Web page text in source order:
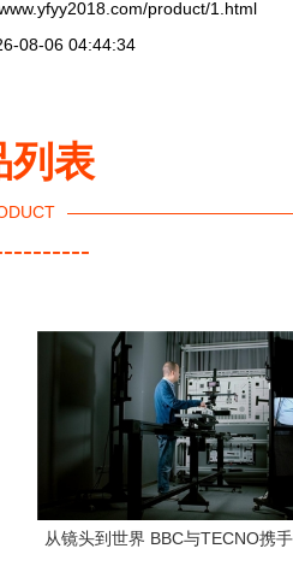
product/1.html
08-06 04:44:34
列表
从镜头到世界 BBC与TECNO携